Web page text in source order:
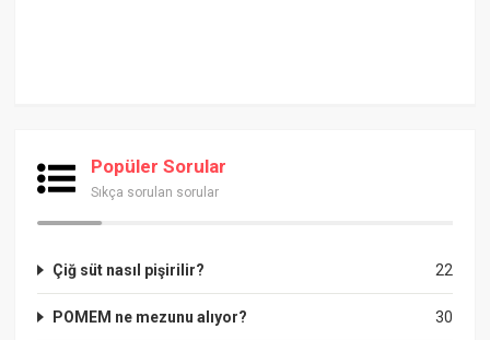
Popüler Sorular
Sıkça sorulan sorular
22
Çiğ süt nasıl pişirilir?
30
POMEM ne mezunu alıyor?